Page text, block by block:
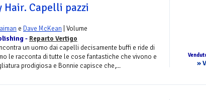
»
Hair. Capelli pazzi
e Dave McKean | Volume
- Reparto Vertigo
un uomo dai capelli decisamente buffi e ride di
le racconta di tutte le cose fantastiche che vivono e
prodigiosa e Bonnie capisce che,...